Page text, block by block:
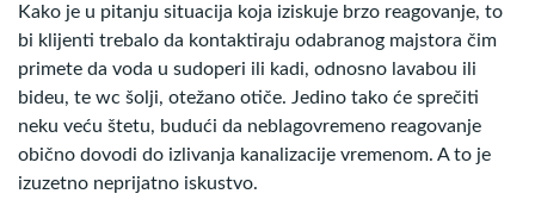
Kako je u pitanju situacija koja iziskuje brzo reagovanje, to
bi klijenti trebalo da kontaktiraju odabranog majstora čim
primete da voda u sudoperi ili kadi, odnosno lavabou ili
bideu, te wc šolji, otežano otiče. Jedino tako će sprečiti
neku veću štetu, budući da neblagovremeno reagovanje
obično dovodi do izlivanja kanalizacije vremenom. A to je
izuzetno neprijatno iskustvo.